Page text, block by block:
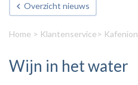
Overzicht nieuws
Home > Klantenservice> Kafenion
Wijn in het water